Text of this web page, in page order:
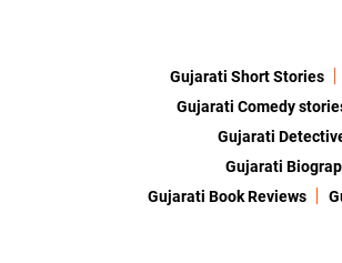
Gujarati Short Stories
Gujarati Comedy
Gujarati
Gujarati
Gujarati Book Reviews